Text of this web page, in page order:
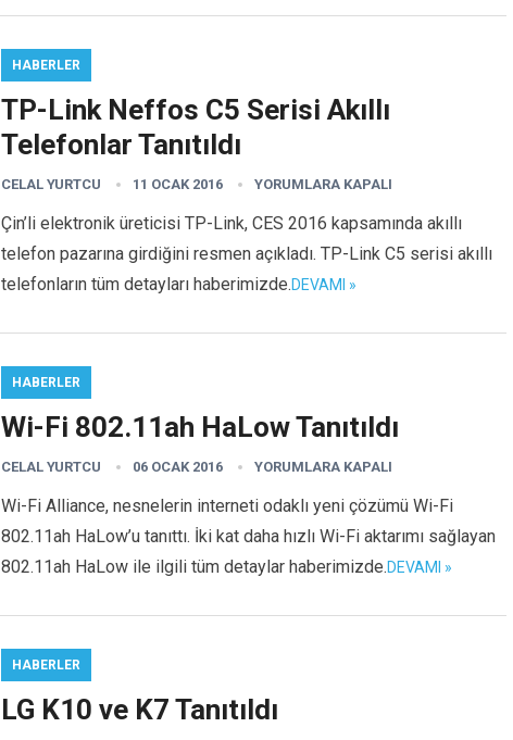
HABERLER
TP-Link Neffos C5 Serisi Akıllı
Telefonlar Tanıtıldı
CELAL YURTCU 11 OCAK 2016 YORUMLARA KAPALI
Çin’li elektronik üreticisi TP-Link, CES 2016 kapsamında akıllı
telefon pazarına girdiğini resmen açıkladı. TP-Link C5 serisi akıllı
telefonların tüm detayları haberimizde.DEVAMI »
HABERLER
Wi-Fi 802.11ah HaLow Tanıtıldı
CELAL YURTCU 06 OCAK 2016 YORUMLARA KAPALI
Wi-Fi Alliance, nesnelerin interneti odaklı yeni çözümü Wi-Fi
802.11ah HaLow’u tanıttı. İki kat daha hızlı Wi-Fi aktarımı sağlayan
802.11ah HaLow ile ilgili tüm detaylar haberimizde.DEVAMI »
HABERLER
LG K10 ve K7 Tanıtıldı